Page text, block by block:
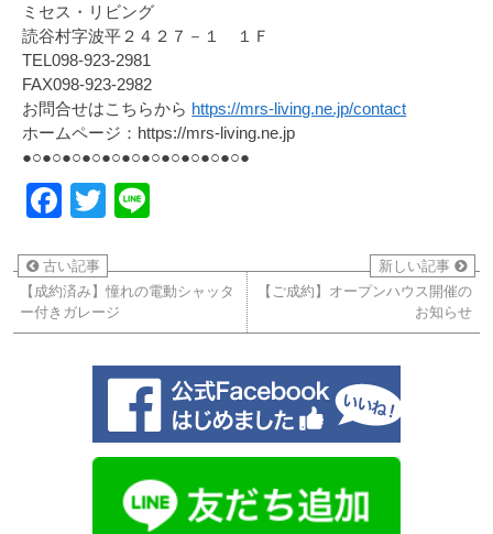
ミセス・リビング
読谷村字波平２４２７－１ １Ｆ
TEL098-923-2981
FAX098-923-2982
お問合せはこちらから https://mrs-living.ne.jp/contact
ホームページ：https://mrs-living.ne.jp
●○●○●○●○●○●○●○●○●○●○●○●
Facebook
Twitter
古い記事
【成約済み】憧れの電動シャッタ
ー付きガレージ
新しい記事
【ご成約】オープンハウス開催の
お知らせ